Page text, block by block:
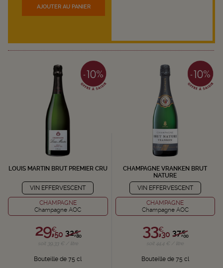
AJOUTER AU PANIER
LOUIS MARTIN BRUT PREMIER CRU
VIN EFFERVESCENT
CHAMPAGNE
Champagne AOC
32,€
80
29,€
50
soit 39,33 € / litre
Bouteille de 75 cl
CHAMPAGNE VRANKEN BRUT
NATURE
VIN EFFERVESCENT
CHAMPAGNE
Champagne AOC
37,€
00
33,€
30
soit 44,4 € / litre
Bouteille de 75 cl